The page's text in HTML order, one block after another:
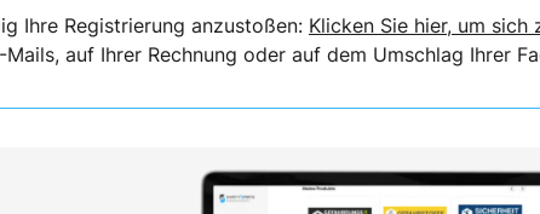
Ihre Registrierung anzustoßen: Klicken Sie hier, um sich
auf Ihrer Rechnung oder auf dem Umschlag Ihrer